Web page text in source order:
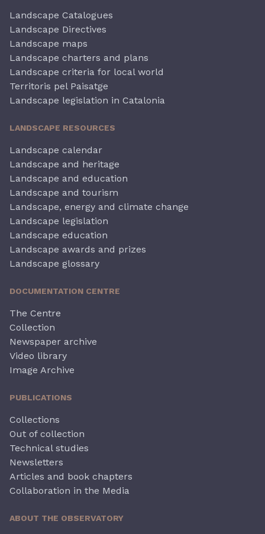
Landscape Catalogues
Landscape Directives
Landscape maps
Landscape charters and plans
Landscape criteria for local world
Territoris pel Paisatge
Landscape legislation in Catalonia
LANDSCAPE RESOURCES
Landscape calendar
Landscape and heritage
Landscape and education
Landscape and tourism
Landscape, energy and climate change
Landscape legislation
Landscape education
Landscape awards and prizes
Landscape glossary
DOCUMENTATION CENTRE
The Centre
Collection
Newspaper archive
Video library
Image Archive
PUBLICATIONS
Collections
Out of collection
Technical studies
Newsletters
Articles and book chapters
Collaboration in the Media
ABOUT THE OBSERVATORY